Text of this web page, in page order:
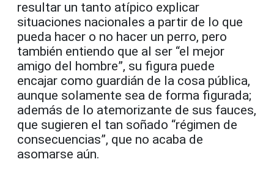
resultar un tanto atípico explicar
situaciones nacionales a partir de lo que
pueda hacer o no hacer un perro, pero
también entiendo que al ser “el mejor
amigo del hombre”, su figura puede
encajar como guardián de la cosa pública,
aunque solamente sea de forma figurada;
además de lo atemorizante de sus fauces,
que sugieren el tan soñado “régimen de
consecuencias”, que no acaba de
asomarse aún.